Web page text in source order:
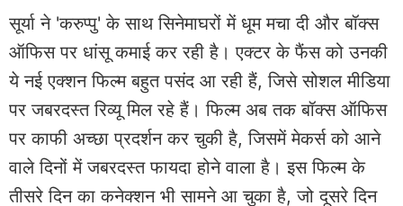
सूर्या ने 'करुप्पु' के साथ सिनेमाघरों में धूम मचा दी और बॉक्स
ऑफिस पर धांसू कमाई कर रही है। एक्टर के फैंस को उनकी
ये नई एक्शन फिल्म बहुत पसंद आ रही हैं, जिसे सोशल मीडिया
पर जबरदस्त रिव्यू मिल रहे हैं। फिल्म अब तक बॉक्स ऑफिस
पर काफी अच्छा प्रदर्शन कर चुकी है, जिसमें मेकर्स को आने
वाले दिनों में जबरदस्त फायदा होने वाला है। इस फिल्म के
तीसरे दिन का कनेक्शन भी सामने आ चुका है, जो दूसरे दिन